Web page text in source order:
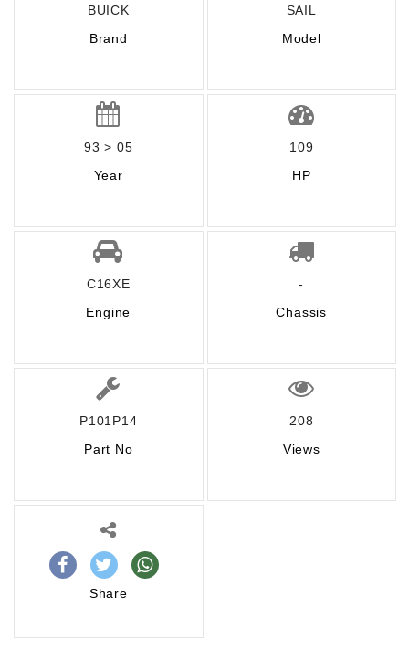
BUICK
Brand
SAIL
Model
93 > 05
Year
109
HP
C16XE
Engine
-
Chassis
P101P14
Part No
208
Views
Share